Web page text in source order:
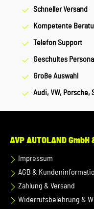
Schneller Versand
Kompetente
Telefon Support
Geschultes Personal
Große Auswahl
Audi, VW, Porsche,
AVP AUTOLAND GmbH
Impressum
AGB &
Zahlung & Versand
Widerrufsbelehrung &